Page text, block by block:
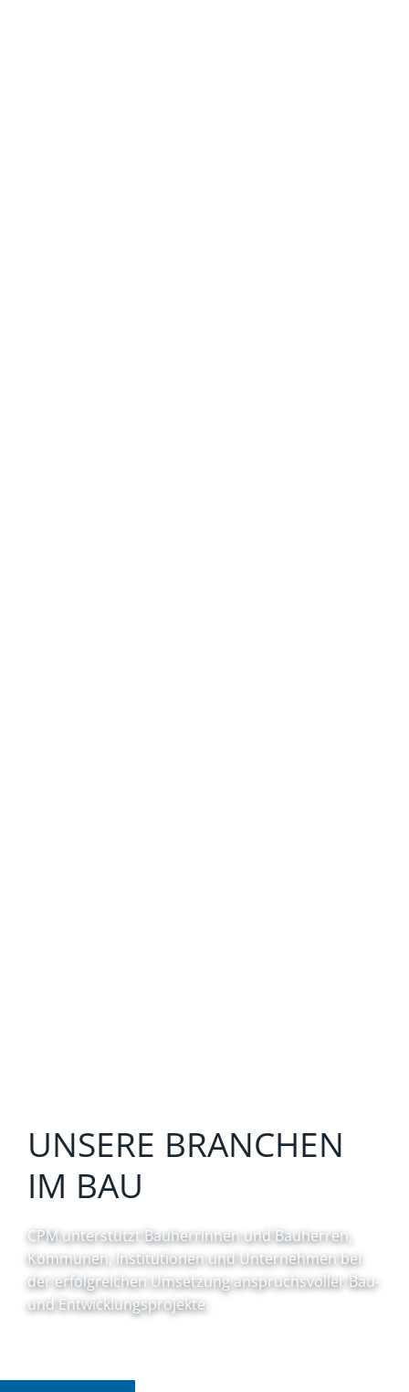
UNSERE BRANCHEN
IM BAU
CPM unterstützt Bauherrinnen und Bauherren,
Kommunen, Institutionen und Unternehmen bei
der erfolgreichen Umsetzung anspruchsvoller Bau-
und Entwicklungsprojekte.